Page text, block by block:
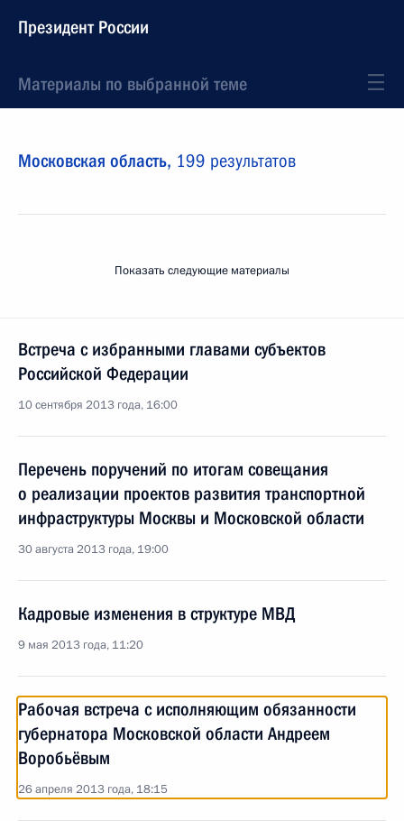
Президент России
Материалы по выбранной теме
Московская область, 199 результатов
Показать следующие материалы
Встреча с избранными главами субъектов
Российской Федерации
10 сентября 2013 года, 16:00
Перечень поручений по итогам совещания
о реализации проектов развития транспортной
инфраструктуры Москвы и Московской области
30 августа 2013 года, 19:00
Кадровые изменения в структуре МВД
9 мая 2013 года, 11:20
Рабочая встреча с исполняющим обязанности
губернатора Московской области Андреем
Воробьёвым
26 апреля 2013 года, 18:15